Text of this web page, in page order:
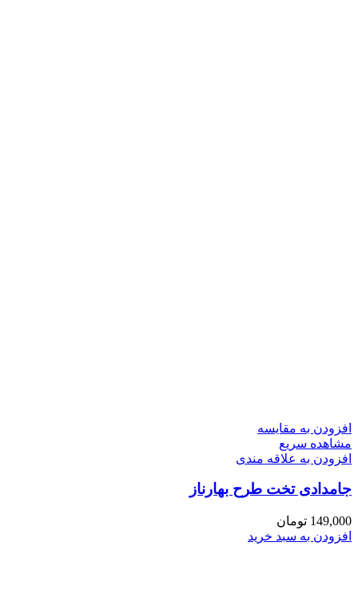
افزودن به مقایسه
مشاهده سریع
افزودن به علاقه مندی
جامدادی تخت طرح بهارناز
149,000 تومان
افزودن به سبد خرید